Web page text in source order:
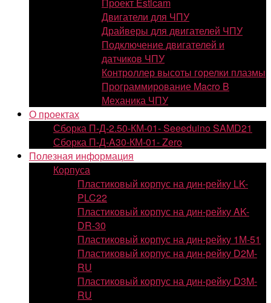
Двигатели для ЧПУ
Драйверы для двигателей ЧПУ
Подключение двигателей и
датчиков ЧПУ
Контроллер высоты горелки плазмы
Программирование Macro B
Механика ЧПУ
О проектах
Сборка П-Д-2.50-КМ-01- Seeeduino SAMD21
Сборка П-Д-A30-КМ-01- Zero
Полезная информация
Корпуса
Пластиковый корпус на дин-рейку LK-
PLC22
Пластиковый корпус на дин-рейку AK-
DR-30
Пластиковый корпус на дин-рейку 1М-51
Пластиковый корпус на дин-рейку D2M-
RU
Пластиковый корпус на дин-рейку D3M-
RU